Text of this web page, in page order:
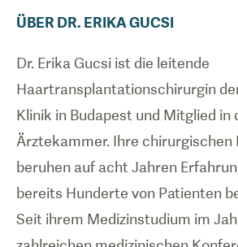
ÜBER DR. ERIKAGUCSI
Dr. Erika Gucsi ist die leitende
Haartransplantationschirurgin
Klinik in Budapest und Mitglied in
Ärztekammer. Ihre chirurgischen
beruhen auf acht Jahren
bereits Hunderte von Patienten
Seit ihrem Medizinstudium im